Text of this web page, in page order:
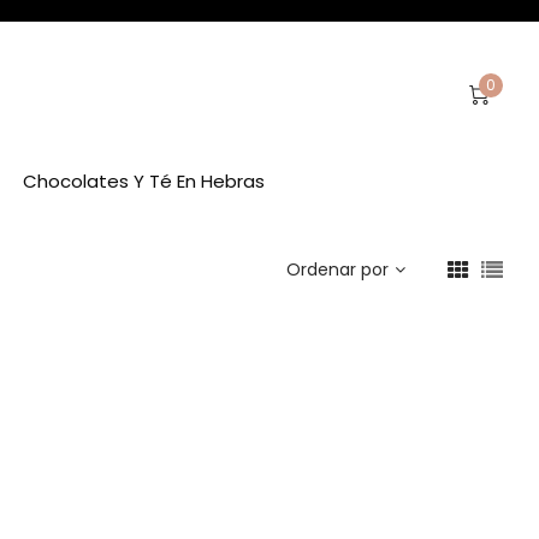
0
Chocolates Y Té En Hebras
Ordenar por